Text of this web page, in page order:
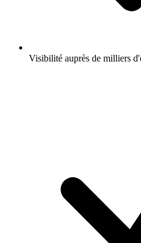
Visibilité auprès de milliers